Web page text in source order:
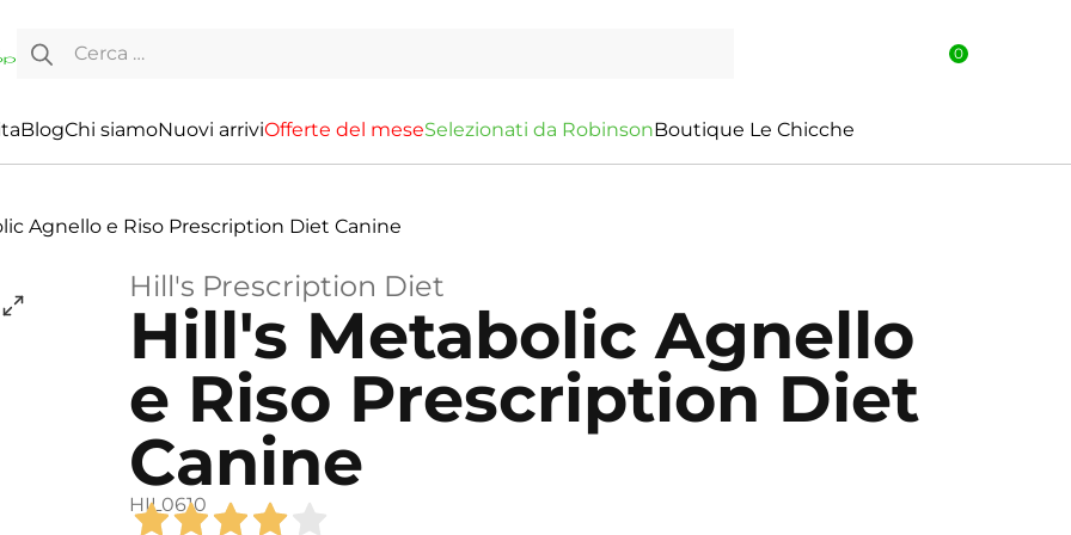
Ricerca per:
0
BlogChi siamoNuovi arriviOfferte del meseSelezionati da RobinsonBoutique Le Chicche
Agnello e Riso Prescription Diet Canine
Hill's Prescription Diet
Hill's Metabolic Agnello
e Riso Prescription Diet
Canine
HIL0610